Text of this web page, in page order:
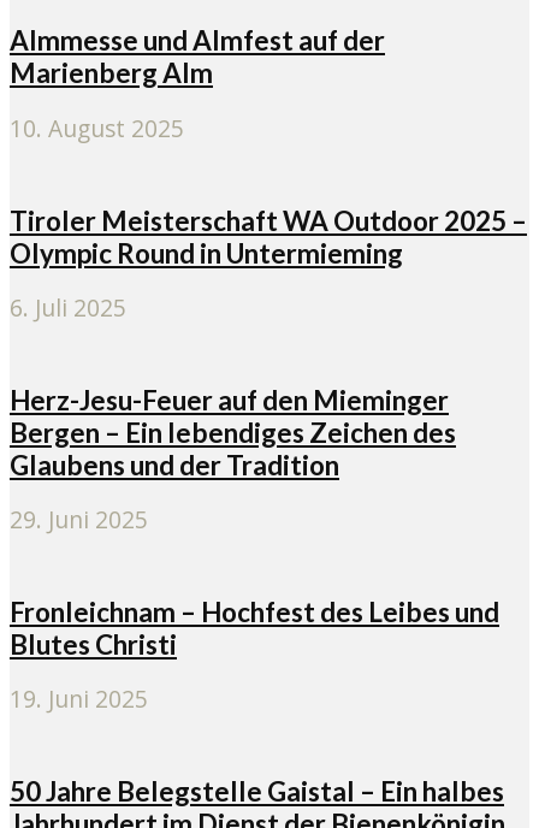
Almmesse und Almfest auf der
Marienberg Alm
10. August 2025
Tiroler Meisterschaft WA Outdoor 2025 –
Olympic Round in Untermieming
6. Juli 2025
Herz-Jesu-Feuer auf den Mieminger
Bergen – Ein lebendiges Zeichen des
Glaubens und der Tradition
29. Juni 2025
Fronleichnam – Hochfest des Leibes und
Blutes Christi
19. Juni 2025
50 Jahre Belegstelle Gaistal – Ein halbes